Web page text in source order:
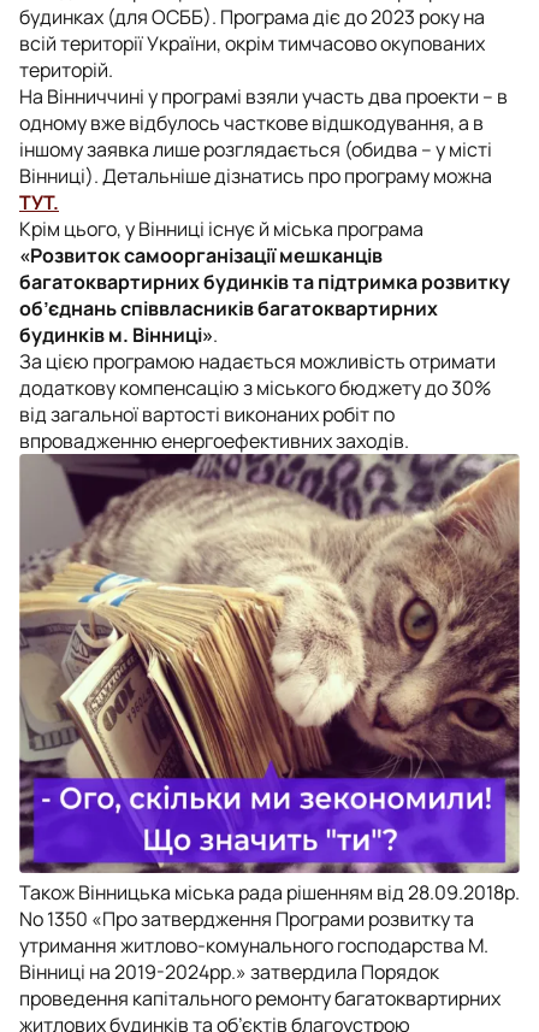
будинках (для ОСББ). Програма діє до 2023 року на
всій території України, окрім тимчасово окупованих
територій.
На Вінниччині у програмі взяли участь два проекти – в
одному вже відбулось часткове відшкодування, а в
іншому заявка лише розглядається (обидва – у місті
Вінниці). Детальніше дізнатись про програму можна
ТУТ.
Крім цього, у Вінниці існує й міська програма
«Розвиток самоорганізації мешканців
багатоквартирних будинків та підтримка розвитку
об’єднань співвласників багатоквартирних
будинків м. Вінниці».
За цією програмою надається можливість отримати
додаткову компенсацію з міського бюджету до 30%
від загальної вартості виконаних робіт по
впровадженню енергоефективних заходів.
Також Вінницька міська рада рішенням від 28.09.2018р.
No 1350 «Про затвердження Програми розвитку та
утримання житлово-комунального господарства М.
Вінниці на 2019-2024рр.» затвердила Порядок
проведення капітального ремонту багатоквартирних
житлових будинків та об’єктів благоустрою